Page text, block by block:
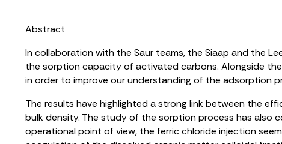
Abstract
In collaboration with the Saur teams, the Siaap and the
the sorption capacity of activated carbons. Alongside
in order to improve our understanding of the adsorption
The results have highlighted a strong link between the
bulk density. The study of the sorption process has also
operational point of view, the ferric chloride injection